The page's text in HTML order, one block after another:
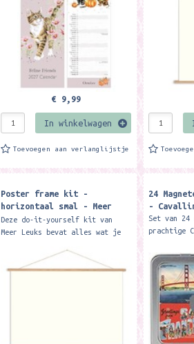
€ 9,99
In winkelwagen
Toevoegen aan verlanglijstje
Poster frame kit -
horizontaal smal - Meer
Leuks
Deze do-it-yourself kit van
Meer Leuks bevat alles wat je
een prachtige uitstraling te
geven. Een makkelijk en...
24
-
Set van 24
prachtige
metalen